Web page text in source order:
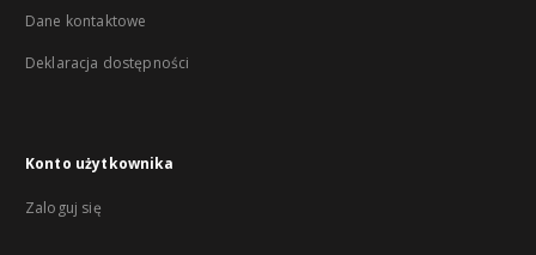
Dane kontaktowe
Deklaracja dostępności
Konto użytkownika
Zaloguj się